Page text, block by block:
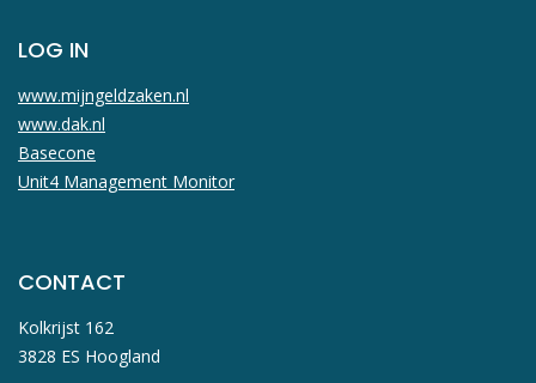
LOG IN
www.mijngeldzaken.nl
www.dak.nl
Basecone
Unit4 Management Monitor
CONTACT
Kolkrijst 162
3828 ES Hoogland